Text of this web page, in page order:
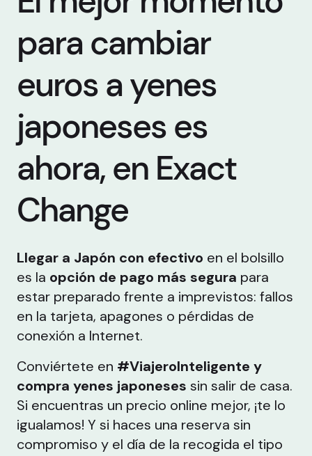
para cambiar
euros a yenes
japoneses es
ahora, en Exact
Change
Llegar a Japón con efectivo en el bolsillo
es la opción de pago más segura para
estar preparado frente a imprevistos: fallos
en la tarjeta, apagones o pérdidas de
conexión a Internet.
Conviértete en #ViajeroInteligente y
compra yenes japoneses sin salir de casa.
Si encuentras un precio online mejor, ¡te lo
igualamos! Y si haces una reserva sin
compromiso y el día de la recogida el tipo